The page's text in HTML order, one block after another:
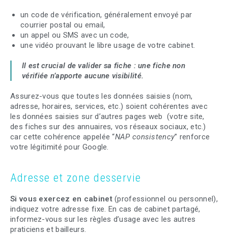
un code de vérification, généralement envoyé par
courrier postal ou email,
un appel ou SMS avec un code,
une vidéo prouvant le libre usage de votre cabinet.
Il est crucial de valider sa fiche : une fiche non
vérifiée n’apporte aucune visibilité.
Assurez-vous que toutes les données saisies (nom,
adresse, horaires, services, etc.) soient cohérentes avec
les données saisies sur d’autres pages web (votre site,
des fiches sur des annuaires, vos réseaux sociaux, etc.)
car cette cohérence appelée “NAP consistency” renforce
votre légitimité pour Google.
Adresse et zone desservie
Si vous exercez en cabinet(professionnel ou personnel),
indiquez votre adresse fixe. En cas de cabinet partagé,
informez-vous sur les règles d’usage avec les autres
praticiens et bailleurs.